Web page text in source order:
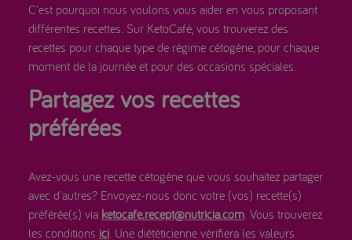
C'est pourquoi nous voulons vous aider en vous proposant
différentes recettes. Sur KetoCafé, vous trouverez des
recettes pour chaque type de régime cétogène, pour chaque
moment de la journée et pour des occasions spéciales.
Partagez vos recettes
préférées
Avez-vous une recette cétogène que vous souhaitez partager
avec d'autres? Envoyez-nous donc votre (vos) recette(s)
préférée(s) via ketocafe.recept@nutricia.com. Vous trouverez
les conditions ici. Une diététicienne vérifiera les valeurs